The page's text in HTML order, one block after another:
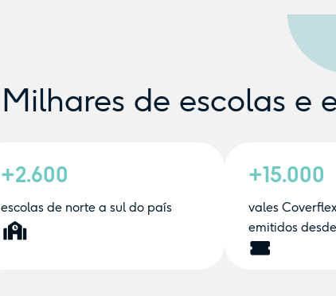
Milhares de escolas e
+2.600
escolas de norte a sul do país
+15.000
vales
emitidos